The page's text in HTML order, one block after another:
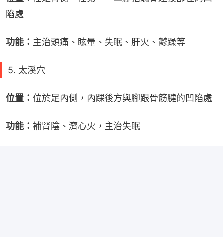
陷處
功能： 主治頭痛、眩暈、失眠、肝火、鬱躁等
5. 太溪穴
位置： 位於足內側，內踝後方與腳跟骨筋腱的凹陷處
功能： 補腎陰、濟心火，主治失眠